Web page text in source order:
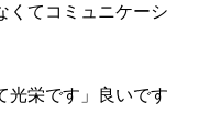
くてコミュニケーシ
光栄です」良いです